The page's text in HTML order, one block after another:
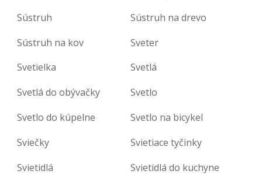
Sústruh
Sústruh na drevo
Sústruh na kov
Sveter
Svetielka
Svetlá
Svetlá do obývačky
Svetlo
Svetlo do kúpelne
Svetlo na bicykel
Sviečky
Svietiace tyčinky
Svietidlá
Svietidlá do kuchyne